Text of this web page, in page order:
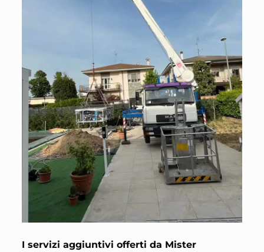
I servizi aggiuntivi offerti da Mister